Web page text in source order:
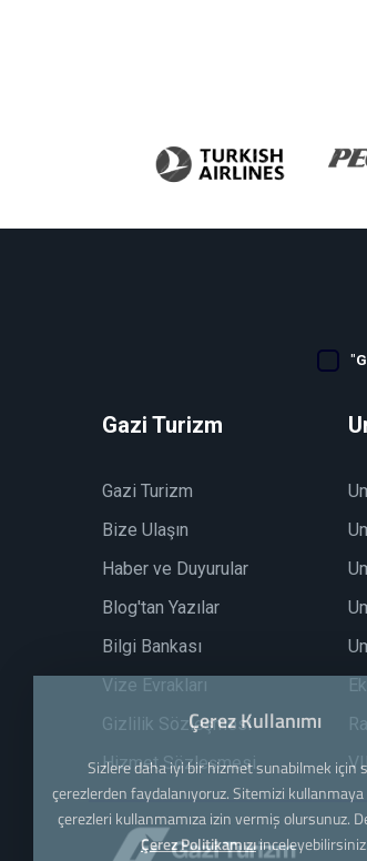
"
Gazi Turizm
Gazi Turizm
Bize Ulaşın
Haber ve Duyurular
Blog'tan Yazılar
Bilgi Bankası
Vize Evrakları
Gizlilik Sözleşmesi
Hizmet Sözleşmesi
Çerez Kullanımı
Sizlere daha iyi bir hizmet sunabilmek için
çerezlerden faydalanıyoruz. Sitemizi
çerezleri kullanmamıza izin vermiş olursunuz.
Çerez Politikamızıinceleyebilirsiniz.